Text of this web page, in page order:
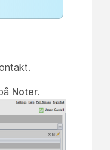
Noter.